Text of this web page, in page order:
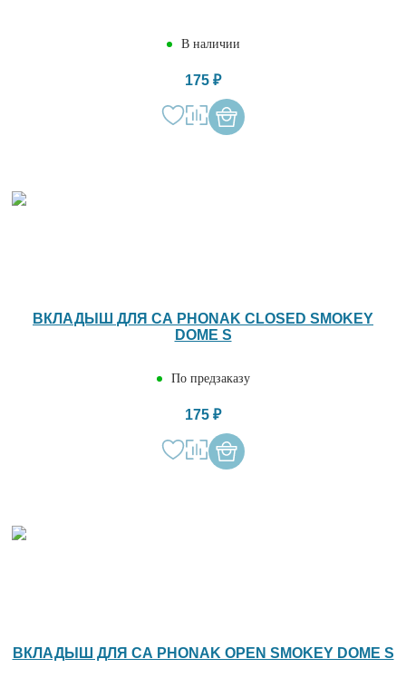
В наличии
175 ₽
ВКЛАДЫШ ДЛЯ СА PHONAK CLOSED SMOKEY
DOME S
По предзаказу
175 ₽
ВКЛАДЫШ ДЛЯ СА PHONAK OPEN SMOKEY DOME S